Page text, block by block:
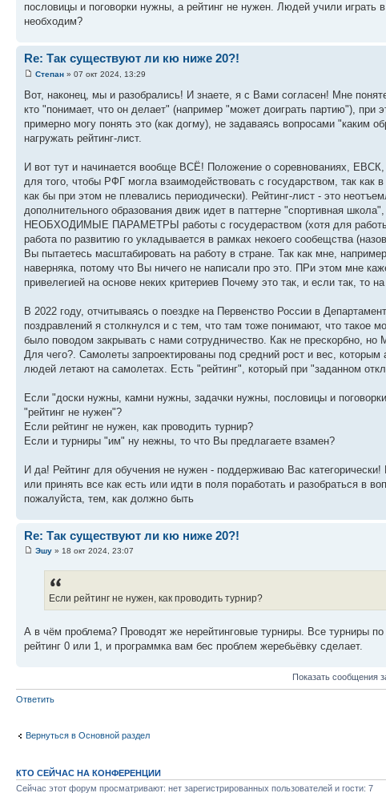
пословицы и поговорки нужны, а рейтинг не нужен. Людей учили играть
необходим?
Re: Так существуют ли кю ниже 20?!
Степан » 07 окт 2024, 13:29
Вот, наконец, мы и разобрались! И знаете, я с Вами согласен! Мне
кто "понимает, что он делает" (например "может доиграть партию"),
примерно могу понять это (как догму), не задаваясь вопросами "каким
нагружать рейтинг-лист.
И вот тут и начинается вообще ВСЁ! Положение о соревнованиях,
для того, чтобы РФГ могла взаимодействовать с государством, так как
как бы при этом не плевались периодически). Рейтинг-лист - это
дополнительного образования движ идет в паттерне "спортивная
НЕОБХОДИМЫЕ ПАРАМЕТРЫ работы с госудераством (хотя для работы
работа по развитию го укладывается в рамках некоего сообещства
Вы пытаетесь масштабировать на работу в стране. Так как мне,
наверняка, потому что Вы ничего не написали про это. ПРи этом мне
привелегией на основе неких критериев Почему это так, и если так, то
В 2022 году, отчитываясь о поездке на Первенство России в
поздравлений я столкнулся и с тем, что там тоже понимают, что такое
было поводом закрывать с нами сотрудничество. Как не прескорбно,
Для чего?. Самолеты запроектированы под средний рост и вес,
людей летают на самолетах. Есть "рейтинг", который при "заданном
Если "доски нужны, камни нужны, задачки нужны, пословицы и
"рейтинг не нужен"?
Если рейтинг не нужен, как проводить турнир?
Если и турниры "им" ну нежны, то что Вы предлагаете взамен?
И да! Рейтинг для обучения не нужен - поддерживаю Вас
или принять все как есть или идти в поля поработать и разобраться в
пожалуйста, тем, как должно быть
Re: Так существуют ли кю ниже 20?!
Эшу » 18 окт 2024, 23:07
Если рейтинг не нужен, как проводить турнир?
А в чём проблема? Проводят же нерейтинговые турниры. Все турниры
рейтинг 0 или 1, и программка вам бес проблем жеребьёвку сделает.
Показать сообщения
Ответить
Вернуться в Основной раздел
КТО СЕЙЧАС НА КОНФЕРЕНЦИИ
Сейчас этот форум просматривают: нет зарегистрированных пользователей и гости: 7